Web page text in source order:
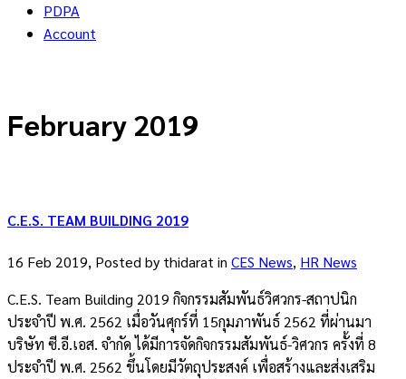
PDPA
Account
February 2019
C.E.S. TEAM BUILDING 2019
16 Feb 2019, Posted by thidaratin CES News, HR News
C.E.S. Team Building 2019 กิจกรรมสัมพันธ์วิศวกร-สถาปนิก
ประจำปี พ.ศ. 2562 เมื่อวันศุกร์ที่ 15กุมภาพันธ์ 2562 ที่ผ่านมา
บริษัท ซี.อี.เอส. จำกัด ได้มีการจัดกิจกรรมสัมพันธ์-วิศวกร ครั้งที่ 8
ประจำปี พ.ศ. 2562 ขึ้นโดยมีวัตถุประสงค์ เพื่อสร้างและส่งเสริม